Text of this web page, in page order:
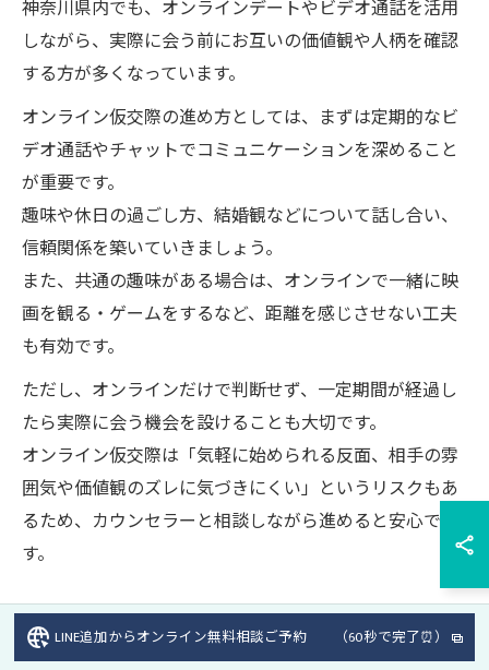
神奈川県内でも、オンラインデートやビデオ通話を活用
しながら、実際に会う前にお互いの価値観や人柄を確認
する方が多くなっています。
オンライン仮交際の進め方としては、まずは定期的なビ
デオ通話やチャットでコミュニケーションを深めること
が重要です。
趣味や休日の過ごし方、結婚観などについて話し合い、
信頼関係を築いていきましょう。
また、共通の趣味がある場合は、オンラインで一緒に映
画を観る・ゲームをするなど、距離を感じさせない工夫
も有効です。
ただし、オンラインだけで判断せず、一定期間が経過し
たら実際に会う機会を設けることも大切です。
オンライン仮交際は「気軽に始められる反面、相手の雰
囲気や価値観のズレに気づきにくい」というリスクもあ
るため、カウンセラーと相談しながら進めると安心で
す。
結婚相談所で向いていない人の
LINE追加からオンライン無料相談ご予約 （60秒で完了⏰）